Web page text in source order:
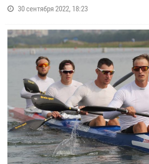
30 сентября 2022, 18:23